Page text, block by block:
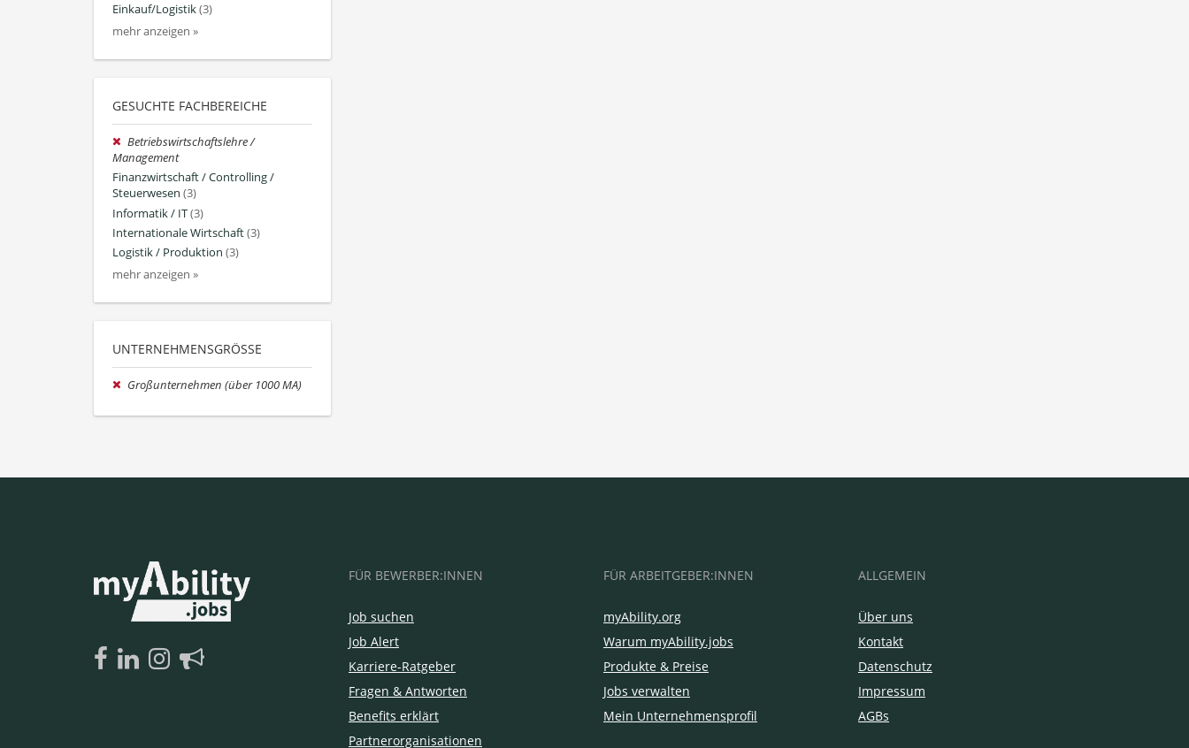
Einkauf/Logistik(3)
mehr anzeigen »
GESUCHTE FACHBEREICHE
Betriebswirtschaftslehre /
Management
Finanzwirtschaft / Controlling /
Steuerwesen (3)
Informatik / IT(3)
Internationale Wirtschaft(3)
Logistik / Produktion (3)
mehr anzeigen »
UNTERNEHMENSGRÖSSE
Großunternehmen (über 1000 MA)
FÜR BEWERBER:INNEN
Job suchen
Job Alert
Karriere-Ratgeber
Fragen & Antworten
Benefits erklärt
Partnerorganisationen
FÜR ARBEITGEBER:INNEN
myAbility.org
Warum myAbility.jobs
Produkte & Preise
Jobs verwalten
Mein Unternehmensprofil
ALLGEMEIN
Über uns
Kontakt
Datenschutz
Impressum
AGBs